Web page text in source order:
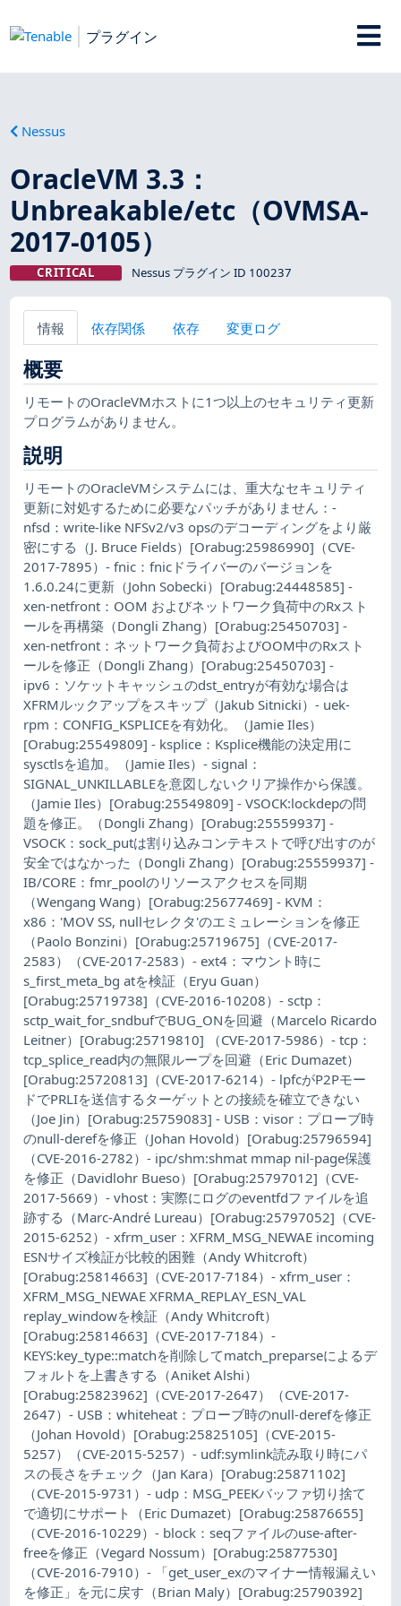
プラグイン
Nessus
OracleVM 3.3：
Unbreakable/etc（OVMSA-
2017-0105）
CRITICAL Nessus プラグイン ID 100237
情報 依存関係 依存 変更ログ
概要
リモートのOracleVMホストに1つ以上のセキュリティ更新
プログラムがありません。
説明
リモートのOracleVMシステムには、重大なセキュリティ
更新に対処するために必要なパッチがありません：-
nfsd：write-like NFSv2/v3 opsのデコーディングをより厳
密にする（J. Bruce Fields）[Orabug:25986990]（CVE-
2017-7895）- fnic：fnicドライバーのバージョンを
1.6.0.24に更新（John Sobecki）[Orabug:24448585] -
xen-netfront：OOM およびネットワーク負荷中のRxスト
ールを再構築（Dongli Zhang）[Orabug:25450703] -
xen-netfront：ネットワーク負荷およびOOM中のRxスト
ールを修正（Dongli Zhang）[Orabug:25450703] -
ipv6：ソケットキャッシュのdst_entryが有効な場合は
XFRMルックアップをスキップ（Jakub Sitnicki）- uek-
rpm：CONFIG_KSPLICEを有効化。（Jamie Iles）
[Orabug:25549809] - ksplice：Ksplice機能の決定用に
sysctlsを追加。（Jamie Iles）- signal：
SIGNAL_UNKILLABLEを意図しないクリア操作から保護。
（Jamie Iles）[Orabug:25549809] - VSOCK:lockdepの問
題を修正。（Dongli Zhang）[Orabug:25559937] -
VSOCK：sock_putは割り込みコンテキストで呼び出すのが
安全ではなかった（Dongli Zhang）[Orabug:25559937] -
IB/CORE：fmr_poolのリソースアクセスを同期
（Wengang Wang）[Orabug:25677469] - KVM：
x86：'MOV SS, nullセレクタ'のエミュレーションを修正
（Paolo Bonzini）[Orabug:25719675]（CVE-2017-
2583）（CVE-2017-2583）- ext4：マウント時に
s_first_meta_bg atを検証（Eryu Guan）
[Orabug:25719738]（CVE-2016-10208）- sctp：
sctp_wait_for_sndbufでBUG_ONを回避（Marcelo Ricardo
Leitner）[Orabug:25719810] （CVE-2017-5986）- tcp：
tcp_splice_read内の無限ループを回避（Eric Dumazet）
[Orabug:25720813]（CVE-2017-6214）- lpfcがP2Pモー
ドでPRLIを送信するターゲットとの接続を確立できない
（Joe Jin）[Orabug:25759083] - USB：visor：プローブ時
のnull-derefを修正（Johan Hovold）[Orabug:25796594]
（CVE-2016-2782）- ipc/shm:shmat mmap nil-page保護
を修正（Davidlohr Bueso）[Orabug:25797012]（CVE-
2017-5669）- vhost：実際にログのeventfdファイルを追
跡する（Marc-André Lureau）[Orabug:25797052]（CVE-
2015-6252）- xfrm_user：XFRM_MSG_NEWAE incoming
ESNサイズ検証が比較的困難（Andy Whitcroft）
[Orabug:25814663]（CVE-2017-7184）- xfrm_user：
XFRM_MSG_NEWAE XFRMA_REPLAY_ESN_VAL
replay_windowを検証（Andy Whitcroft）
[Orabug:25814663]（CVE-2017-7184）-
KEYS:key_type::matchを削除してmatch_preparseによるデ
フォルトを上書きする（Aniket Alshi）
[Orabug:25823962]（CVE-2017-2647）（CVE-2017-
2647）- USB：whiteheat：プローブ時のnull-derefを修正
（Johan Hovold）[Orabug:25825105]（CVE-2015-
5257）（CVE-2015-5257）- udf:symlink読み取り時にパ
スの長さをチェック（Jan Kara）[Orabug:25871102]
（CVE-2015-9731）- udp：MSG_PEEKバッファ切り捨て
で適切にサポート（Eric Dumazet）[Orabug:25876655]
（CVE-2016-10229）- block：seqファイルのuse-after-
freeを修正（Vegard Nossum）[Orabug:25877530]
（CVE-2016-7910）- 「get_user_exのマイナー情報漏えい
を修正」を元に戻す（Brian Maly）[Orabug:25790392]